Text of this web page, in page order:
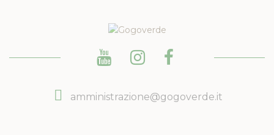
amministrazione@gogoverde.it